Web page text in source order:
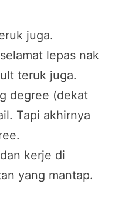
juga.
lepas nak
teruk juga.
degree (dekat
Tapi akhirnya
kerje di
yang mantap.